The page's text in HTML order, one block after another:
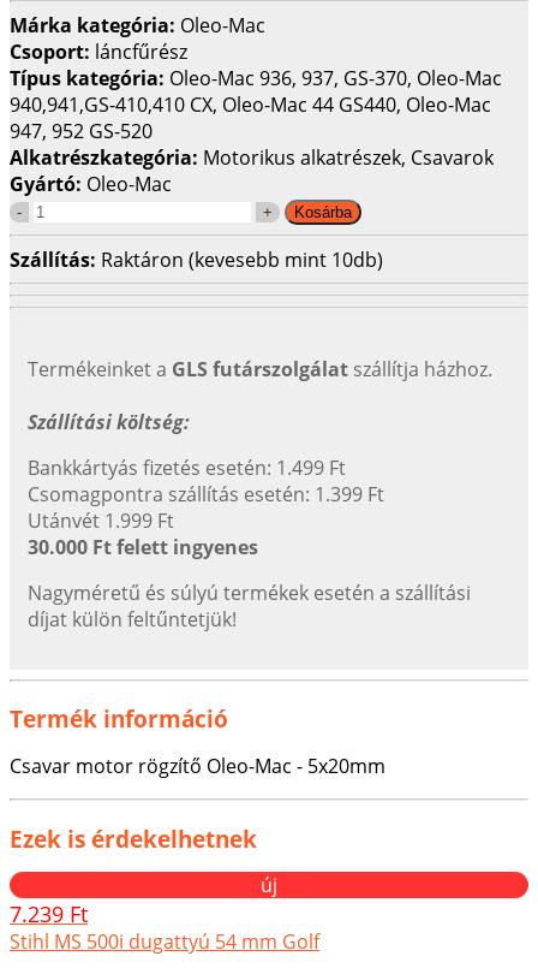
Márka kategória: Oleo-Mac
Csoport: láncfűrész
Típus kategória: Oleo-Mac 936, 937, GS-370, Oleo-Mac
940,941,GS-410,410 CX, Oleo-Mac 44 GS440, Oleo-Mac
947, 952 GS-520
Alkatrészkategória: Motorikus alkatrészek, Csavarok
Gyártó: Oleo-Mac
Szállítás: Raktáron (kevesebb mint 10db)
Termékeinket a GLS futárszolgálat szállítja házhoz.
Szállítási költség:
Bankkártyás fizetés esetén: 1.499 Ft
Csomagpontra szállítás esetén: 1.399 Ft
Utánvét 1.999 Ft
30.000 Ft felett ingyenes
Nagyméretű és súlyú termékek esetén a szállítási
díjat külön feltűntetjük!
Termék információ
Csavar motor rögzítő Oleo-Mac - 5x20mm
Ezek is érdekelhetnek
új
7.239 Ft
Stihl MS 500i dugattyú 54 mm Golf